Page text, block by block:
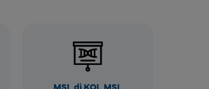
MSL di KOL MSL